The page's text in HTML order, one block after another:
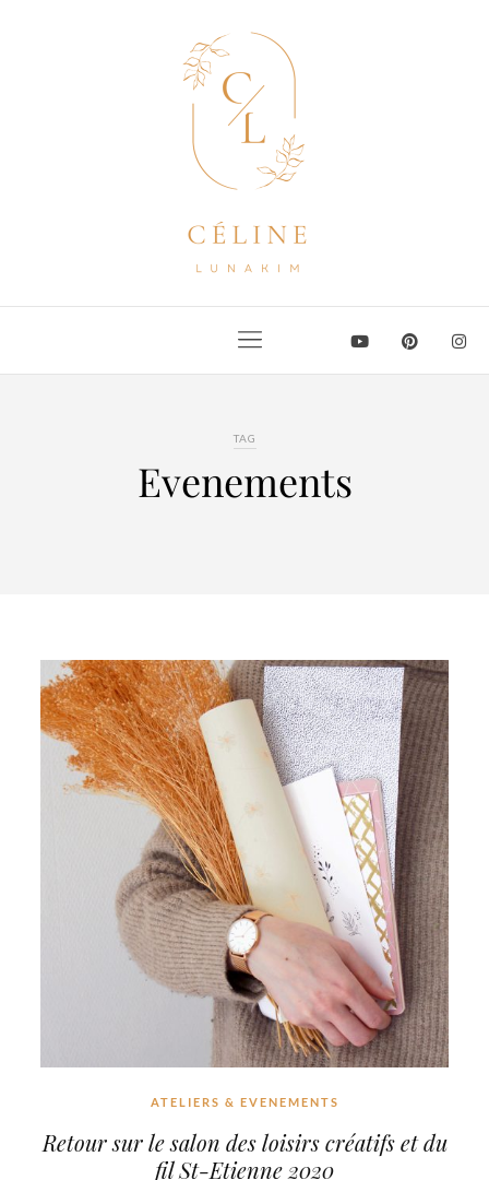
TAG
Evenements
ATELIERS & EVENEMENTS
Retour sur le salon des loisirs créatifs et du
fil St-Etienne 2020